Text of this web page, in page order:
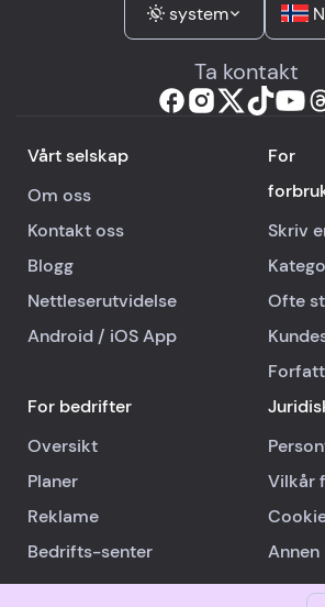
system
Ta kontakt
Vårt selskap
Om oss
Kontakt oss
Blogg
Nettleserutvidelse
Android / iOSApp
For
Skriv
Ofte
For bedrifter
Oversikt
Planer
Reklame
Bedrifts-senter
Vilkår